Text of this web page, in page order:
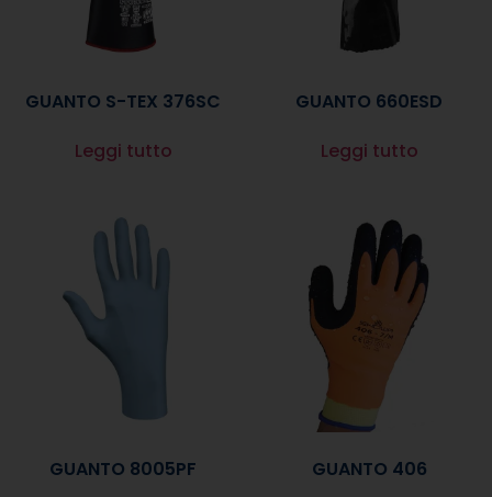
GUANTO S-TEX 376SC
Leggi tutto
GUANTO 660ESD
Leggi tutto
GUANTO 8005PF GUANTO 406